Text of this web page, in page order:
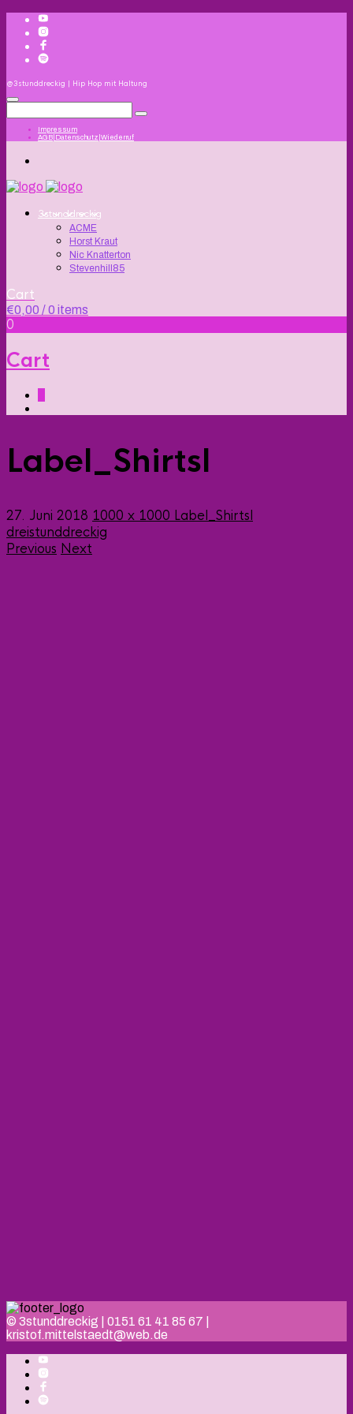
@3stunddreckig | Hip Hop mit Haltung
Impressum
AGB|Datenschutz|Wiederruf
3stunddreckig
ACME
Horst Kraut
Nic Knatterton
Stevenhill85
Cart
€0,00 / 0 items
0
Cart
Label_Shirtsl
27. Juni 2018 1000 x 1000 Label_Shirtsl
dreistunddreckig
Previous Next
© 3stunddreckig | 0151 61 41 85 67 |
kristof.mittelstaedt@web.de